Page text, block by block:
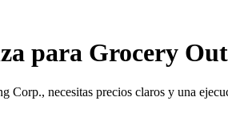
para Grocery
Corp., necesitas precios claros y una